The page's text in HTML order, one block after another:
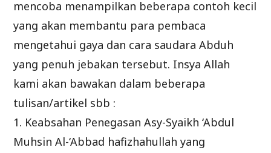
mencoba menampilkan beberapa contoh kecil
yang akan membantu para pembaca
mengetahui gaya dan cara saudara Abduh
yang penuh jebakan tersebut. Insya Allah
kami akan bawakan dalam beberapa
tulisan/artikel sbb :
1. Keabsahan Penegasan Asy-Syaikh ‘Abdul
Muhsin Al-‘Abbad hafizhahullah yang